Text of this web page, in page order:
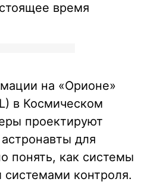
время
на «Орионе»
в Космическом
проектируют
для
понять, как системы
контроля.